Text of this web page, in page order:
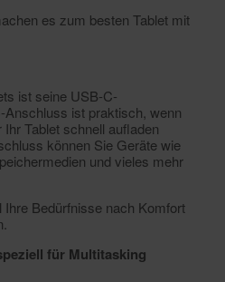
es zum besten Tablet mit
ist seine USB-C-
ist praktisch, wenn
Tablet schnell aufladen
können Sie Geräte wie
und vieles mehr
Bedürfnisse nach Komfort
für Multitasking